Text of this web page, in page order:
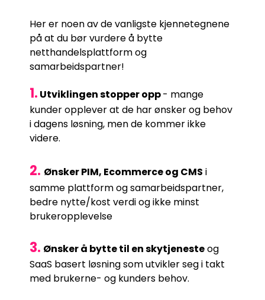
Her er noen av de vanligste kjennetegnene
på at du bør vurdere å bytte
netthandelsplattform og
samarbeidspartner!
1. Utviklingen stopper opp- mange
kunder opplever at de har ønsker og behov
i dagens løsning, men de kommer ikke
videre.
2. Ønsker PIM, Ecommerce og CMS i
samme plattform og samarbeidspartner,
bedre nytte/kost verdi og ikke minst
brukeropplevelse
3. Ønsker å bytte til en skytjenesteog
SaaS basert løsning som utvikler seg i takt
med brukerne- og kunders behov.